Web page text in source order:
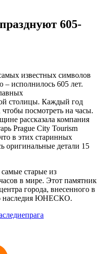
605-
известных символов
исполнилось 605 лет.
столицы. Каждый год
посмотреть на часы.
рассказала компания
Prague City Tourism
в этих старинных
оригинальные детали 15
старые из
в мире. Этот памятник
города, внесенного в
наследия ЮНЕСКО.
прага